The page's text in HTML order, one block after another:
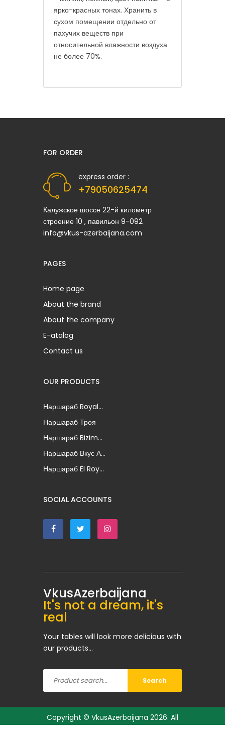
ярко-красных тонах. Хранить в
сухом помещении отдельно от
пахучих веществ при
относительной влажности воздуха
не более 70%.
FOR ORDER
express order :
+79050625474
Калужское шоссе 22-й километр
строение 10 , павильон 9-092
info@vkus-azerbaijana.com
PAGES
Home page
About the brand
About the company
E-atalog
Contact us
OUR PRODUCTS
Наршараб Royal...
Наршараб Троя
Наршараб Bizim...
Наршараб Вкус А...
Наршараб El Roy...
SOCIAL ACCOUNTS
VkusAzerbaijana
It's not a dream, it's
real
Your tables will look more delicious with
our products...
Search
Copyright © VkusAzerbaijana 2026. All